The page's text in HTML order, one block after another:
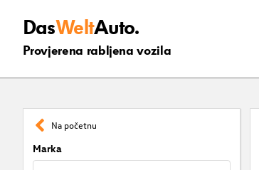
DasWeltAuto.
Provjerena rabljena vozila
Na početnu
Marka